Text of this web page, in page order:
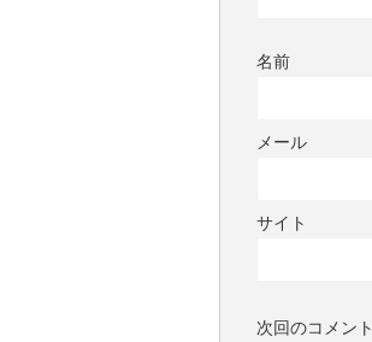
名前
メール
サイト
次回のコメン